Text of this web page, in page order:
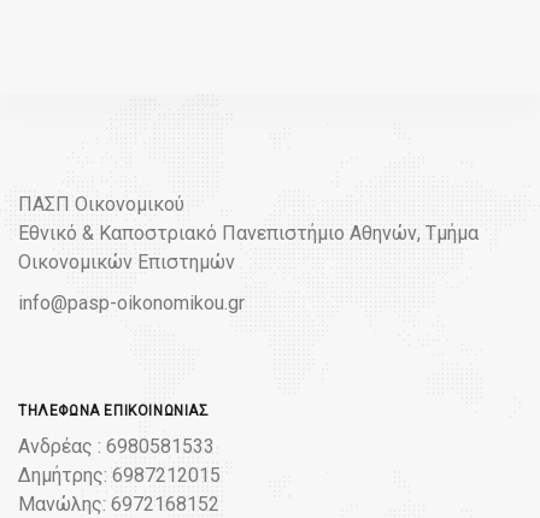
ΠΑΣΠ Οικονομικού
Εθνικό & Καποστριακό Πανεπιστήμιο Αθηνών, Τμήμα
Οικονομικών Επιστημών
info@pasp-oikonomikou.gr
ΤΗΛΈΦΩΝΑ ΕΠΙΚΟΙΝΩΝΊΑΣ
Ανδρέας : 6980581533
Δημήτρης: 6987212015
Μανώλης: 6972168152